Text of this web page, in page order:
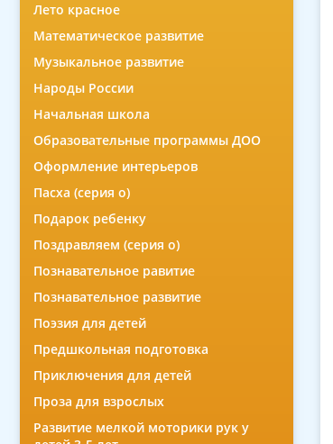
Лето красное
Математическое развитие
Музыкальное развитие
Народы России
Начальная школа
Образовательные программы ДОО
Оформление интерьеров
Пасха (серия о)
Подарок ребенку
Поздравляем (серия о)
Познавательное равитие
Познавательное развитие
Поэзия для детей
Предшкольная подготовка
Приключения для детей
Проза для взрослых
Развитие мелкой моторики рук у